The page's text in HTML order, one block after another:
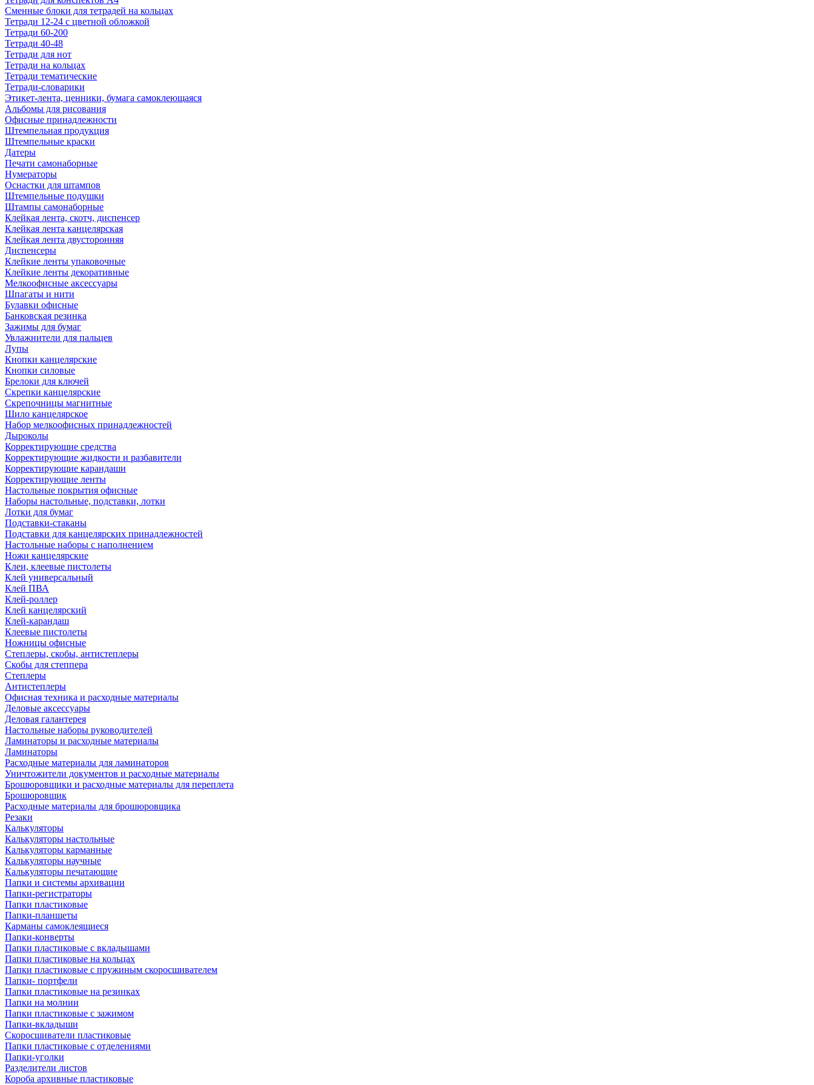
Сменные блоки для тетрадей на кольцах
Тетради 12-24 с цветной обложкой
Тетради 60-200
Тетради 40-48
Тетради для нот
Тетради на кольцах
Тетради тематические
Тетради-словарики
Этикет-лента, ценники, бумага самоклеющаяся
Альбомы для рисования
Офисные принадлежности
Штемпельная продукция
Штемпельные краски
Датеры
Печати самонаборные
Нумераторы
Оснастки для штампов
Штемпельные подушки
Штампы самонаборные
Клейкая лента, скотч, диспенсер
Клейкая лента канцелярская
Клейкая лента двусторонняя
Диспенсеры
Клейкие ленты упаковочные
Клейкие ленты декоративные
Мелкоофисные аксессуары
Шпагаты и нити
Булавки офисные
Банковская резинка
Зажимы для бумаг
Увлажнители для пальцев
Лупы
Кнопки канцелярские
Кнопки силовые
Брелоки для ключей
Скрепки канцелярские
Скрепочницы магнитные
Шило канцелярское
Набор мелкоофисных принадлежностей
Дыроколы
Корректирующие средства
Корректирующие жидкости и разбавители
Корректирующие карандаши
Корректирующие ленты
Настольные покрытия офисные
Наборы настольные, подставки, лотки
Лотки для бумаг
Подставки-стаканы
Подставки для канцелярских принадлежностей
Настольные наборы с наполнением
Ножи канцелярские
Клеи, клеевые пистолеты
Клей универсальный
Клей ПВА
Клей-роллер
Клей канцелярский
Клей-карандаш
Клеевые пистолеты
Ножницы офисные
Степлеры, скобы, антистеплеры
Скобы для степпера
Степлеры
Антистеплеры
Офисная техника и расходные материалы
Деловые аксессуары
Деловая галантерея
Настольные наборы руководителей
Ламинаторы и расходные материалы
Ламинаторы
Расходные материалы для ламинаторов
Уничтожители документов и расходные материалы
Брошюровщики и расходные материалы для переплета
Брошюровщик
Расходные материалы для брошюровщика
Резаки
Калькуляторы
Калькуляторы настольные
Калькуляторы карманные
Калькуляторы научные
Калькуляторы печатающие
Папки и системы архивации
Папки-регистраторы
Папки пластиковые
Папки-планшеты
Карманы самоклеящиеся
Папки-конверты
Папки пластиковые с вкладышами
Папки пластиковые на кольцах
Папки пластиковые с пружиным скоросшивателем
Папки- портфели
Папки пластиковые на резинках
Папки на молнии
Папки пластиковые с зажимом
Папки-вкладыши
Скоросшиватели пластиковые
Папки пластиковые с отделениями
Папки-уголки
Разделители листов
Короба архивные пластиковые